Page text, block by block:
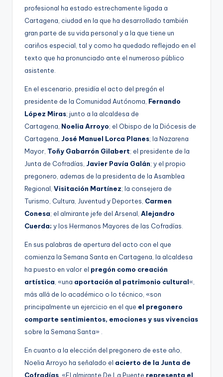
profesional ha estado estrechamente ligada a
Cartagena, ciudad en la que ha desarrollado también
gran parte de su vida personal y a la que tiene un
cariños especial, tal y como ha quedado reflejado en el
texto que ha pronunciado ante el numeroso público
asistente.
En el escenario, presidía el acto del pregón el
presidente de la Comunidad Autónoma, Fernando
López Miras; junto a la alcaldesa de
Cartagena, Noelia Arroyo; el Obispo de la Diócesis de
Cartagena, José Manuel Lorca Planes; la Nazarena
Mayor, Toñy Gabarrón Gilabert; el presidente de la
Junta de Cofradías, Javier Pavía Galán; y el propio
pregonero, ademas de la presidenta de la Asamblea
Regional, Visitación Martínez; la consejera de
Turismo, Cultura, Juventud y Deportes, Carmen
Conesa; el almirante jefe del Arsenal, Alejandro
Cuerda; y los Hermanos Mayores de las Cofradías.
En sus palabras de apertura del acto con el que
comienza la Semana Santa en Cartagena, la alcaldesa
ha puesto en valor el pregón como creación
artística , «una aportación al patrimonio cultural«,
más allá de lo académico o lo técnico, «son
principalmente un ejercicio en el que el pregonero
comparte sentimientos, emociones y sus vivencias
sobre la Semana Santa» .
En cuanto a la elección del pregonero de este año,
Noelia Arroyo ha señalado el acierto de la Junta de
Cofradías . «El almirante De La Puente representa el